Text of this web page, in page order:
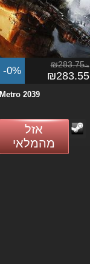
-0% ₪283.75ils
₪283.55
Metro 2039
אזל
מהמלאי